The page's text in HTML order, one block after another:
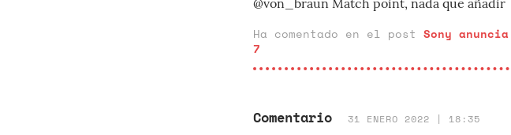
@von_braun Match point, nada que añadir
Ha comentado en el post Sony
7
Comentario 31 ENERO 2022 | 18:35